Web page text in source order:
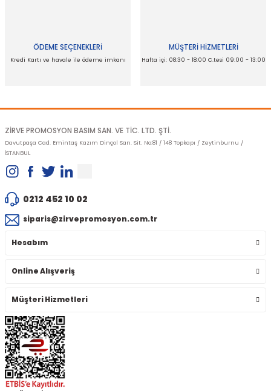
ÖDEME SEÇENEKLERİ
Kredi Kartı ve havale ile ödeme imkanı
MÜŞTERİ HİZMETLERİ
Hafta içi: 08:30 - 18:00 C.tesi 09:00 - 13:00
ZİRVE PROMOSYON BASIM SAN. VE TİC. LTD. ŞTİ.
Davutpaşa Cad. Emintaş Kazım Dinçol San. Sit. No:81 / 148 Topkapı / Zeytinburnu /
İSTANBUL
0212 452 10 02
siparis@zirvepromosyon.com.tr
Hesabım
Online Alışveriş
Müşteri Hizmetleri